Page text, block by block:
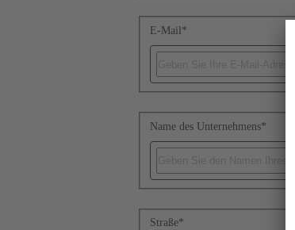
E-Mail*
Name des Unternehmens*
Straße*